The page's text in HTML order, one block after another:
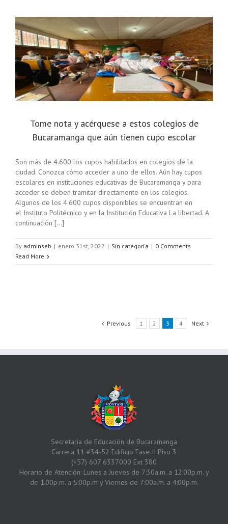
Tome nota y acérquese a estos colegios de
Bucaramanga que aún tienen cupo escolar
Son más de 4.600 los cupos habilitados en colegios de la
ciudad. Conozca cómo acceder a uno de ellos. Aún hay cupos
escolares en instituciones educativas de Bucaramanga y para
acceder se deben tramitar directamente en los colegios.
Algunos de los 4.600 cupos disponibles se encuentran en
el Instituto Politécnico y en la Institución Educativa La libertad. A
continuación [...]
By adminseb | enero 31st, 2022 | Sin categoría | 0 Comments
Read More
Previous 1 2 3 4 Next
Secretaria de Educación de Bucaramanga
Carrera 11 #34-52 Edificio Fase II Piso 3
(+57) 607 6337000 Ext 380
Horario de Atención: Lunes a Jueves de 7:30a.m. a 12:00p.m. y
de 1:00p.m. a 5:00p.m y Viernes de 7:00a.m. a 4:00p.m.